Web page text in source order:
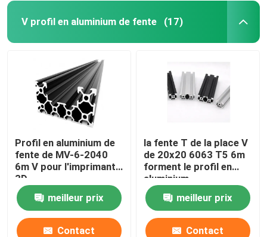
V profil en aluminium de fente (17)
Profil en aluminium de
fente de MV-6-2040
6m V pour l'imprimante
3D
meilleur prix
Contact
la fente T de la place V
de 20x20 6063 T5 6m
forment le profil en
aluminium
meilleur prix
Contact